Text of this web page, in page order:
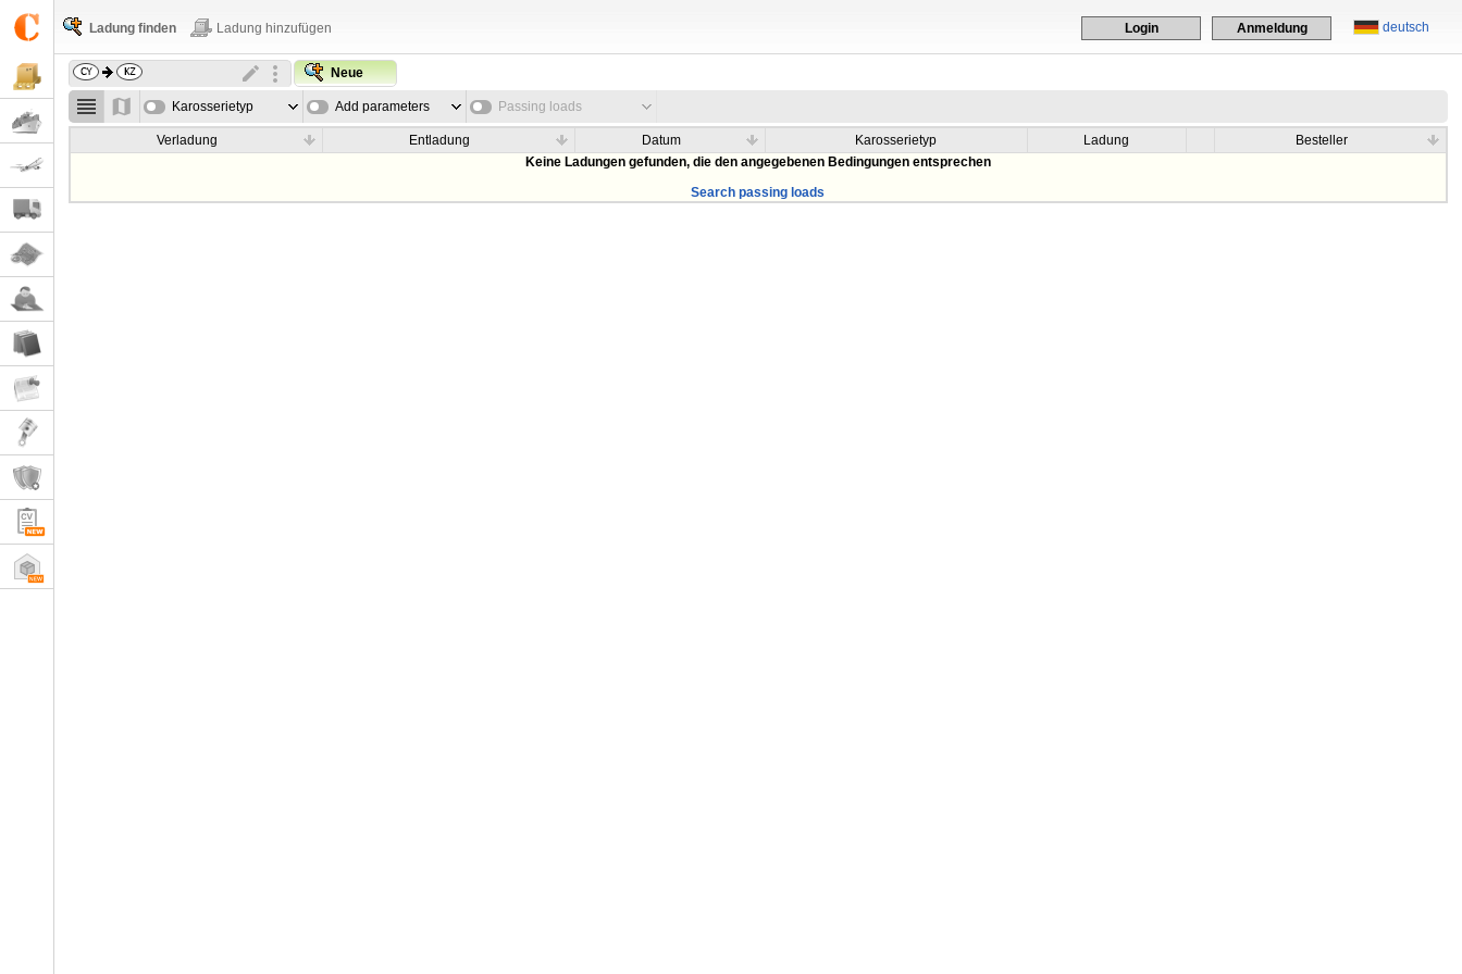
deutsch
Login Anmeldung
Ladung finden Ladung hinzufügen
Neue
Karosserietyp Add parameters Passing loads
Verladung Entladung Datum Karosserietyp Ladung
Besteller
Keine Ladungen gefunden, die den angegebenen Bedingungen entsprechen
Search passing loads